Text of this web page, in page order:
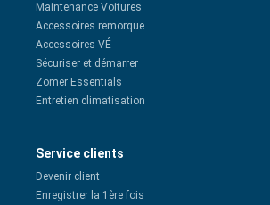
Maintenance Voitures
Accessoires remorque
Accessoires VÉ
Sécuriser et démarrer
Zomer Essentials
Entretien climatisation
Service clients
Devenir client
Enregistrer la 1ère fois